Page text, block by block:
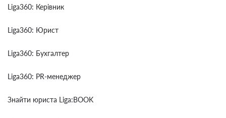
Liga360: Керівник
Liga360: Юрист
Liga360: Бухгалтер
Liga360: PR-менеджер
Знайти юриста Liga:BOOK